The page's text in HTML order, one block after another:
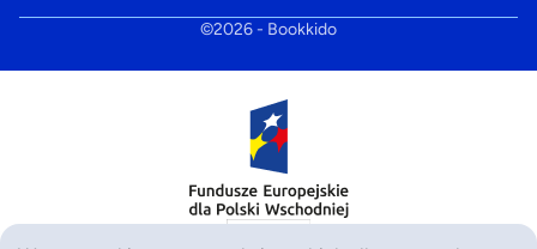
©2026- Bookkido